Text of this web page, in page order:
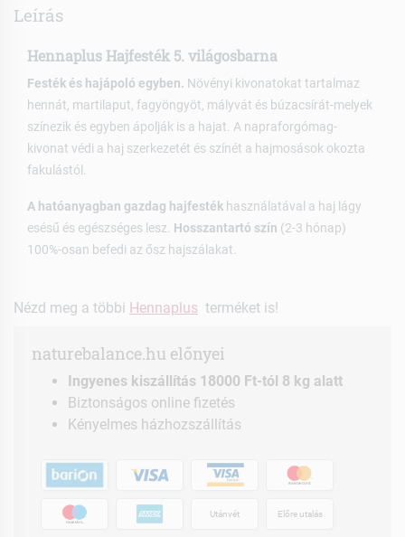
Leírás
Hennaplus Hajfesték 5. világosbarna
Festék és hajápoló egyben. Növényi kivonatokat tartalmaz
hennát, martilaput, fagyöngyöt, mályvát és búzacsírát-melyek
színezik és egyben ápolják is a hajat. A napraforgómag-
kivonat védi a haj szerkezetét és színét a hajmosások okozta
fakulástól.
A hatóanyagban gazdag hajfesték használatával a haj lágy
esésű és egészséges lesz. Hosszantartó szín (2-3 hónap)
100%-osan befedi az ősz hajszálakat.
Nézd meg a többi Hennaplus terméket is!
naturebalance.hu előnyei
Ingyenes kiszállítás 18000 Ft-tól 8 kg alatt
Biztonságos online fizetés
Kényelmes házhozszállítás
Utánvét Előre utalás